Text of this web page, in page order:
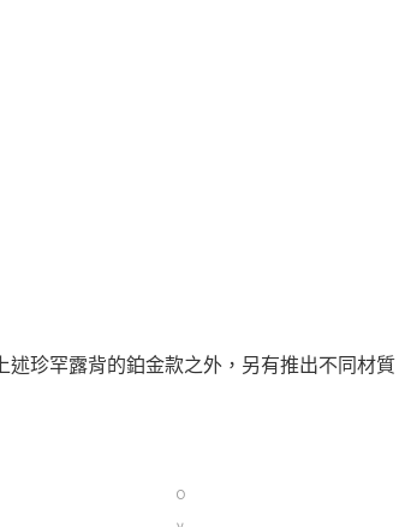
珍罕露背的鉑金款之外，另有推出不同材質
O